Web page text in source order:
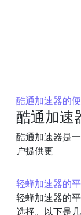
酷通加速器的
酷通加速
酷通加速器是
户提供更
轻蜂加速器的
轻蜂加速器的
选择。以下是